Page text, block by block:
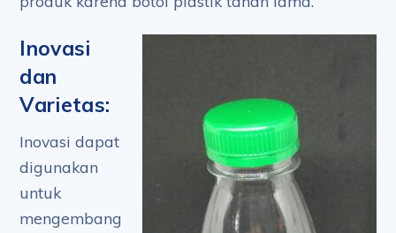
Inovasi
dan
Varietas:
Inovasi dapat
digunakan
untuk
mengembang